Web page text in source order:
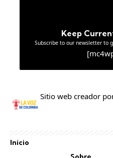
Keep
Subscribe to our newsletter to
Sitio web creador
Inicio